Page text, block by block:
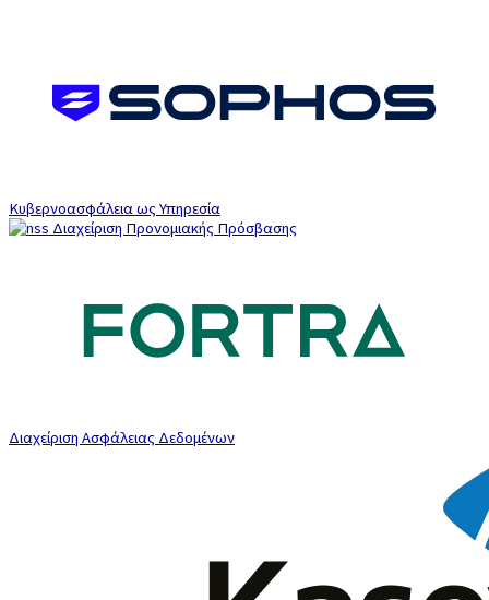
Κυβερνοασφάλεια ως Υπηρεσία
Διαχείριση Προνομιακής Πρόσβασης
Διαχείριση Ασφάλειας Δεδομένων